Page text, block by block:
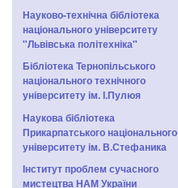
Науково-технічна бібліотека
національного університету
"Львівська політехніка"
Бібліотека Тернопільського
національного технічного
університету ім. І.Пулюя
Наукова бібліотека
Прикарпатського національного
університету ім. В.Стефаника
Інститут проблем сучасного
мистецтва НАМ України